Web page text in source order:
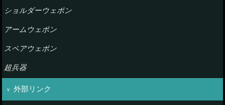
ショルダーウェポン
アームウェポン
スペアウェポン
超兵器
外部リンク